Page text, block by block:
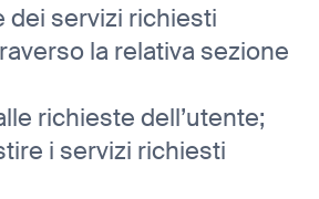
dei servizi richiesti
la relativa sezione
richieste dell’utente;
i servizi richiesti